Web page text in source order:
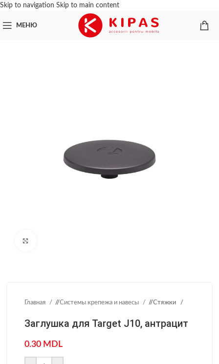
Skip to navigation Skip to main content
МЕНЮ
Главная / Системы крепежа и навесы / Стяжки
Заглушка для Target J10, антрацит
0.30 MDL